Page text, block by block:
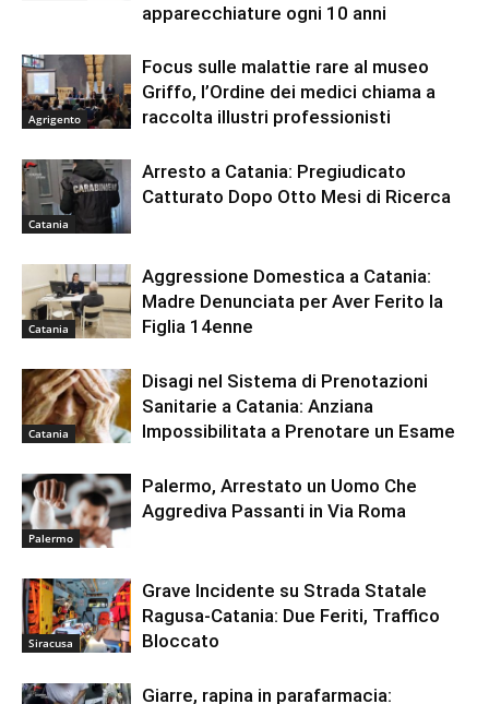
apparecchiature ogni 10 anni
Agrigento
Focus sulle malattie rare al museo
Griffo, l’Ordine dei medici chiama a
raccolta illustri professionisti
Catania
Arresto a Catania: Pregiudicato
Catturato Dopo Otto Mesi di Ricerca
Catania
Aggressione Domestica a Catania:
Madre Denunciata per Aver Ferito la
Figlia 14enne
Catania
Disagi nel Sistema di Prenotazioni
Sanitarie a Catania: Anziana
Impossibilitata a Prenotare un Esame
Palermo
Palermo, Arrestato un Uomo Che
Aggrediva Passanti in Via Roma
Siracusa
Grave Incidente su Strada Statale
Ragusa-Catania: Due Feriti, Traffico
Bloccato
Giarre, rapina in parafarmacia: